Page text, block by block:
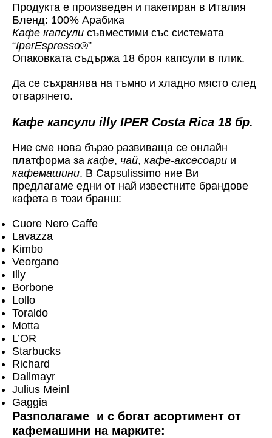
Продукта е произведен и пакетиран в Италия
Бленд: 100% Арабика
Кафе капсули съвместими със системата
“IperEspresso®”
Опаковката съдържа 18 броя капсули в плик.
Да се съхранява на тъмно и хладно място след
отварянето.
Кафе капсули illy IPER Costa Rica 18 бр.
Ние сме нова бързо развиваща се онлайн
платформа за кафе, чай, кафе-аксесоари и
кафемашини. В Capsulissimo ние Ви
предлагаме едни от най известните брандове
кафета в този бранш:
Cuore Nero Caffe
Lavazza
Kimbo
Veorgano
Illy
Borbone
Lollo
Toraldo
Motta
L’OR
Starbucks
Richard
Dallmayr
Julius Meinl
Gaggia
Разполагаме и с богат асортимент от
кафемашини на марките: